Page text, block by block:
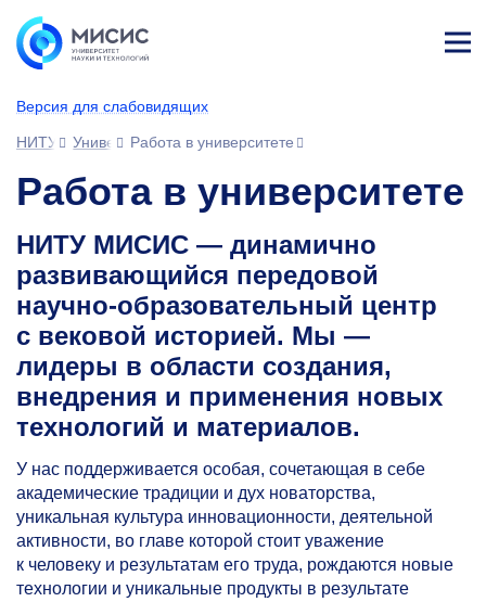
Версия для слабовидящих
НИТУ МИСИСУниверситетРабота в университете
Работа в университете
НИТУ МИСИС — динамично
развивающийся передовой
научно-образовательный центр
с вековой историей. Мы —
лидеры в области создания,
внедрения и применения новых
технологий и материалов.
У нас поддерживается особая, сочетающая в себе
академические традиции и дух новаторства,
уникальная культура инновационности, деятельной
активности, во главе которой стоит уважение
к человеку и результатам его труда, рождаются новые
технологии и уникальные продукты в результате